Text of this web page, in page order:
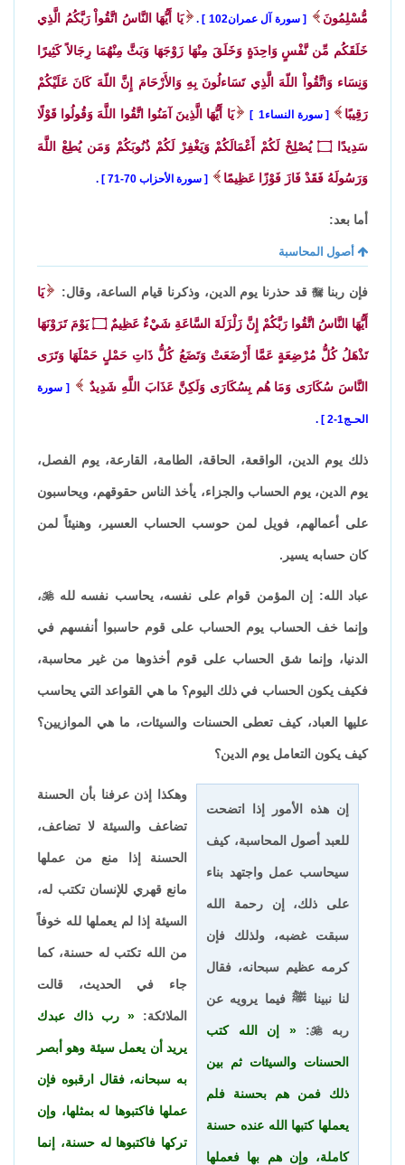
مُّسْلِمُونَ سورة آل عمران102 . يَا أَيُّهَا النَّاسُ اتَّقُواْ رَبَّكُمُ الَّذِي
خَلَقَكُم مِّن نَّفْسٍ وَاحِدَةٍ وَخَلَقَ مِنْهَا زَوْجَهَا وَبَثَّ مِنْهُمَا رِجَالاً كَثِيرًا
وَنِسَاء وَاتَّقُواْ اللّهَ الَّذِي تَسَاءلُونَ بِهِ وَالأَرْحَامَ إِنَّ اللّهَ كَانَ عَلَيْكُمْ
رَقِيبًا سورة النساء1 يَا أَيُّهَا الَّذِينَ آمَنُوا اتَّقُوا اللَّهَ وَقُولُوا قَوْلًا
سَدِيدًا ۝ يُصْلِحْ لَكُمْ أَعْمَالَكُمْ وَيَغْفِرْ لَكُمْ ذُنُوبَكُمْ وَمَن يُطِعْ اللَّهَ
وَرَسُولَهُ فَقَدْ فَازَ فَوْزًا عَظِيمًا سورة الأحزاب 70-71 .
أما بعد:
أصول المحاسبة
فإن ربناقد حذرنا يوم الدين، وذكرنا قيام الساعة، وقال: يَا
أَيُّهَا النَّاسُ اتَّقُوا رَبَّكُمْ إِنَّ زَلْزَلَةَ السَّاعَةِ شَيْءٌ عَظِيمٌ ۝ يَوْمَ تَرَوْنَهَا
تَذْهَلُ كُلُّ مُرْضِعَةٍ عَمَّا أَرْضَعَتْ وَتَضَعُ كُلُّ ذَاتِ حَمْلٍ حَمْلَهَا وَتَرَى
النَّاسَ سُكَارَى وَمَا هُم بِسُكَارَى وَلَكِنَّ عَذَابَ اللَّهِ شَدِيدٌ سورة
الحـج1-2 .
ذلك يوم الدين، الواقعة، الحاقة، الطامة، القارعة، يوم الفصل،
يوم الدين، يوم الحساب والجزاء، يأخذ الناس حقوقهم، ويحاسبون
على أعمالهم، فويل لمن حوسب الحساب العسير، وهنيئاً لمن
كان حسابه يسير.
عباد الله: إن المؤمن قوام على نفسه، يحاسب نفسه لله،
وإنما خف الحساب يوم الحساب على قوم حاسبوا أنفسهم في
الدنيا، وإنما شق الحساب على قوم أخذوها من غير محاسبة،
فكيف يكون الحساب في ذلك اليوم؟ ما هي القواعد التي يحاسب
عليها العباد، كيف تعطى الحسنات والسيئات، ما هي الموازيين؟
كيف يكون التعامل يوم الدين؟
إن هذه الأمور إذا اتضحت
للعبد أصول المحاسبة، كيف
سيحاسب عمل واجتهد بناء
على ذلك، إن رحمة الله
سبقت غضبه، ولذلك فإن
كرمه عظيم سبحانه، فقال
لنا نبينا ﷺ فيما يرويه عن
ربه
: إن الله كتب
الحسنات والسيئات ثم بين
ذلك فمن هم بحسنة فلم
يعملها كتبها الله عنده حسنة
كاملة، وإن هم بها فعملها
وهكذا إذن عرفنا بأن الحسنة
تضاعف والسيئة لا تضاعف،
الحسنة إذا منع من عملها
مانع قهري للإنسان تكتب له،
السيئة إذا لم يعملها لله خوفاً
من الله تكتب له حسنة، كما
جاء في الحديث، قالت
الملائكة: رب ذاك عبدك
يريد أن يعمل سيئة وهو أبصر
به سبحانه، فقال ارقبوه فإن
عملها فاكتبوها له بمثلها، وإن
تركها فاكتبوها له حسنة، إنما